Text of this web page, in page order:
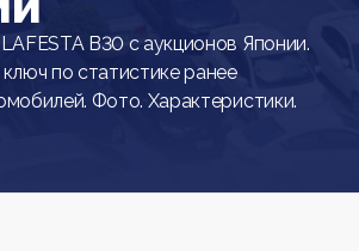
B30 с аукционов Японии.
по статистике ранее
Фото. Характеристики.